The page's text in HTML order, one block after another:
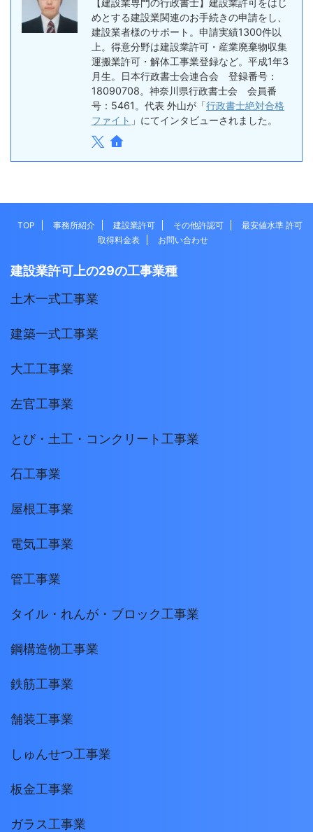
めとする建設業関連のお手続きの申請をし、
建設業者様のサポート。申請実績1300件以
上。得意分野は建設業許可・産業廃棄物収集
運搬業許可・解体工事業登録など。平成1年3
月生。日本行政書士会連合会 登録番号：
18090708。神奈川県行政書士会 会員番
号：5461。代表 外山が「行政書士絶対合格
ファイト 」にてインタビューされました。
TOP 事務所紹介 建設業許可 その他許認可
最安値水準 許可
取得料金表
お問い合わせ
建設業許可上の29の工事業種
土木一式工事業
建築一式工事業
大工工事業
左官工事業
とび・土工・コンクリート工事業
石工事業
屋根工事業
電気工事業
管工事業
タイル・れんが・ブロック工事業
鋼構造物工事業
鉄筋工事業
舗装工事業
しゅんせつ工事業
板金工事業
ガラス工事業